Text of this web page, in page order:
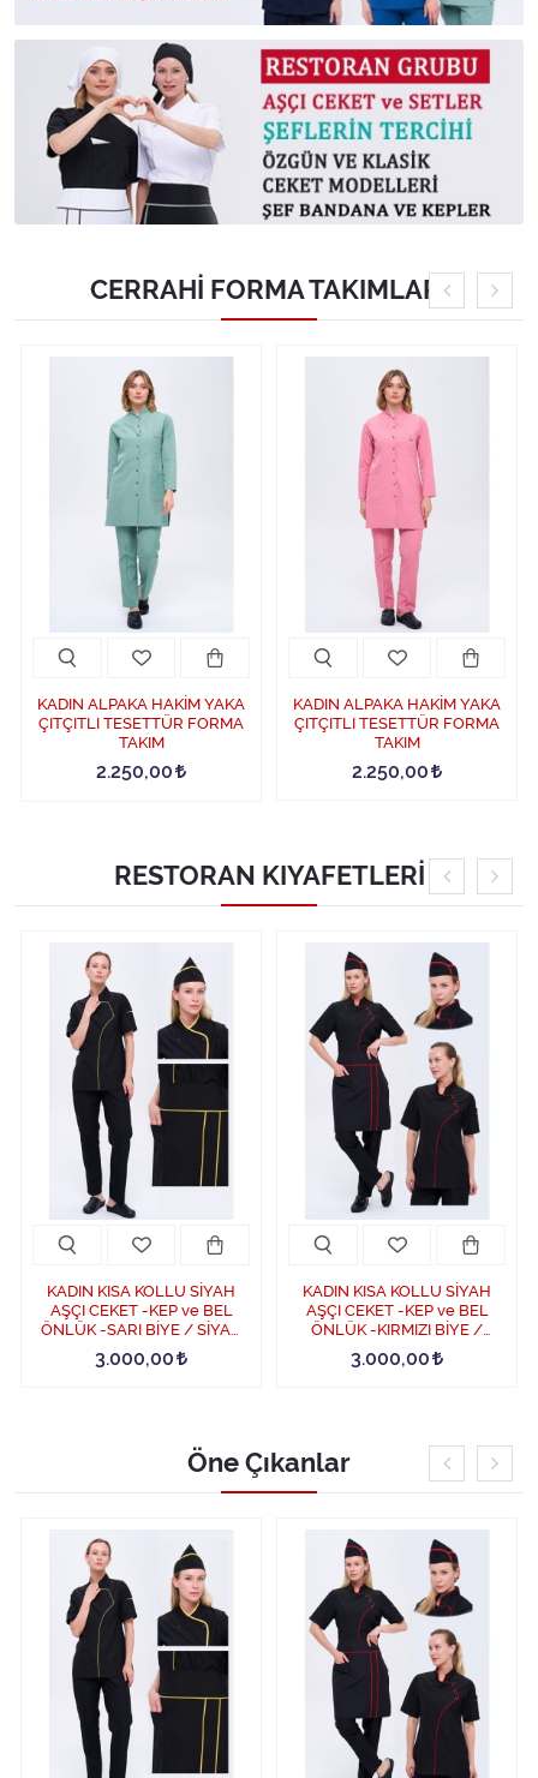
CERRAHİ FORMA TAKIMLARI
KADIN ALPAKA HAKİM YAKA
ÇITÇITLI TESETTÜR FORMA
TAKIM
2.250,00
KADIN ALPAKA HAKİM YAKA
ÇITÇITLI TESETTÜR FORMA
TAKIM
2.250,00
RESTORAN KIYAFETLERİ
KADIN KISA KOLLU SİYAH
AŞÇI CEKET -KEP ve BEL
ÖNLÜK -SARI BİYE / SİYAH
PANTOLON SET
3.000,00
KADIN KISA KOLLU SİYAH
AŞÇI CEKET -KEP ve BEL
ÖNLÜK -KIRMIZI BİYE /
SİYAH PANTOLON SET
3.000,00
Öne Çıkanlar